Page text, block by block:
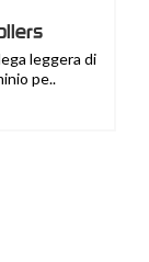
leggera di
pe..